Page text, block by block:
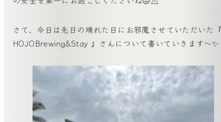
さて、今日は先日の晴れた日にお邪魔させていただいた
HOJOBrewing&Stay 』さんについて書いていきます〜✨